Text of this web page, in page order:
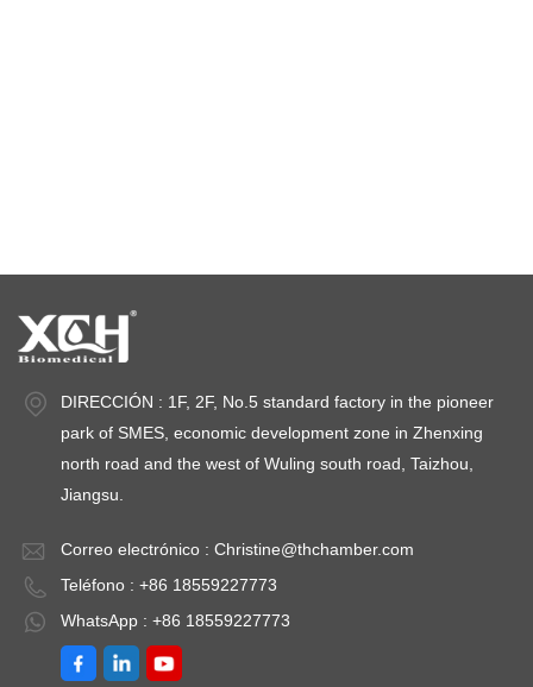
DIRECCIÓN : 1F, 2F, No.5 standard factory in the pioneer
park of SMES, economic development zone in Zhenxing
north road and the west of Wuling south road, Taizhou,
Jiangsu.
Correo electrónico : Christine@thchamber.com
Teléfono : +86 18559227773
WhatsApp : +86 18559227773